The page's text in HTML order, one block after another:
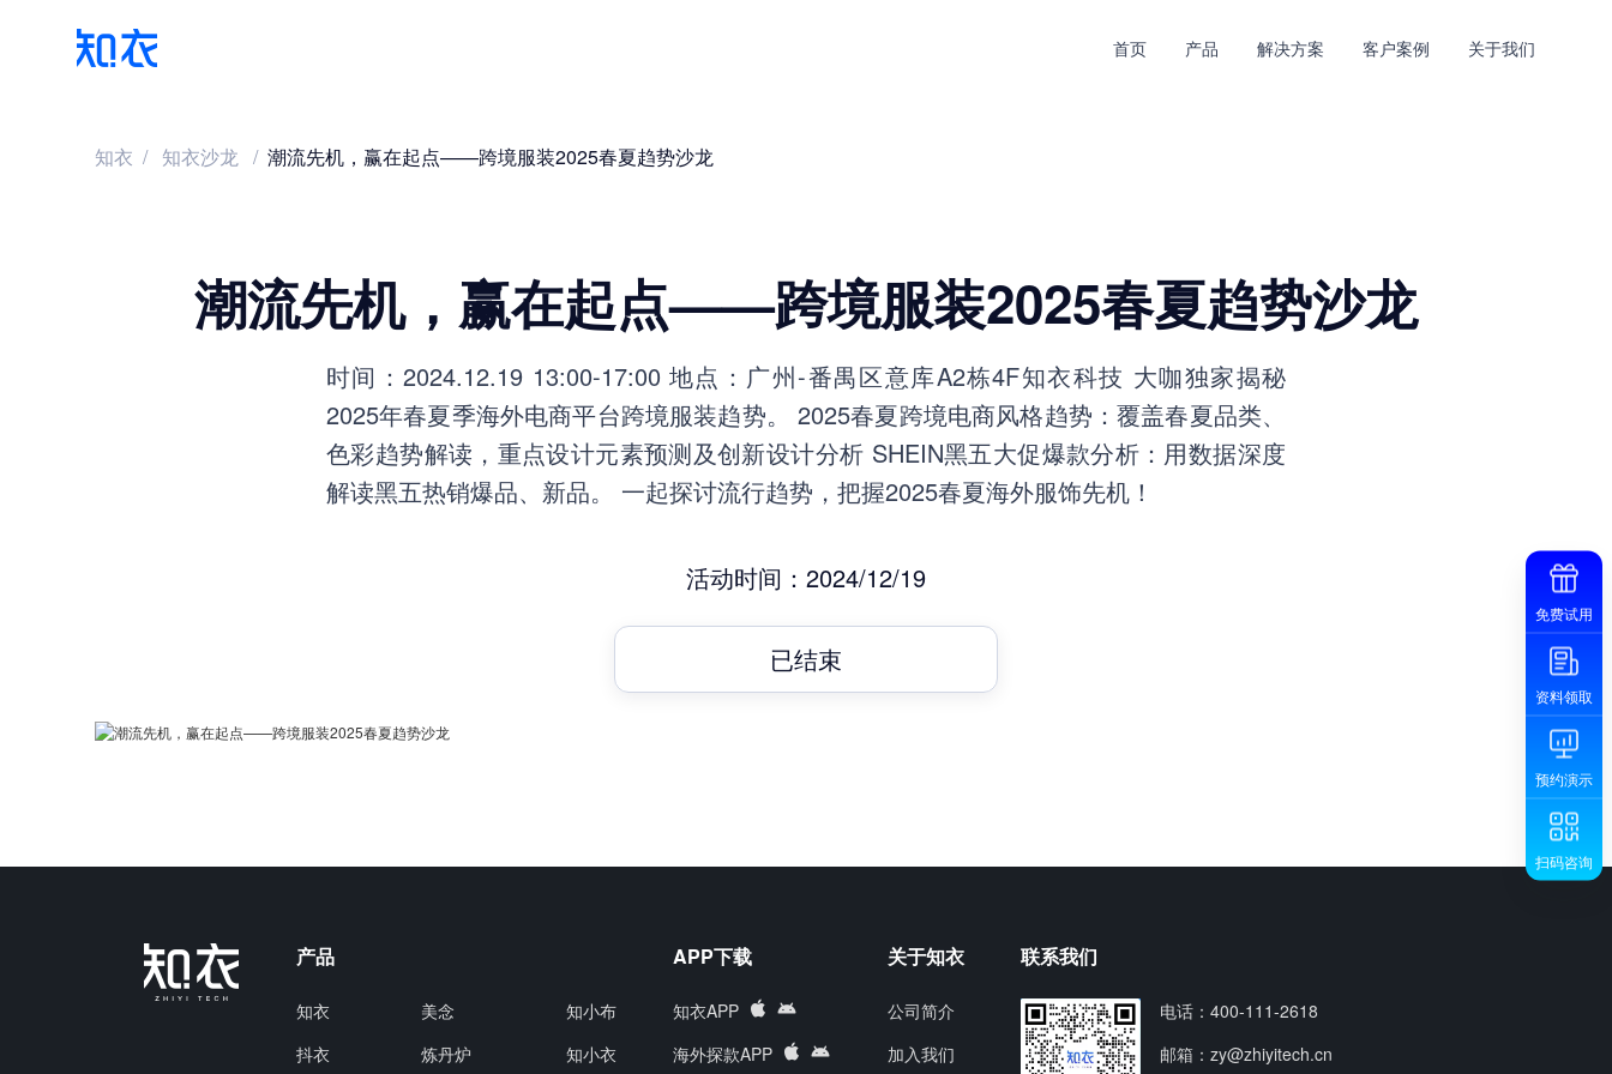
首页 产品 解决方案 客户案例 关于我们
免费试用
资料领取
预约演示
扫码咨询
知衣 / 知衣沙龙 / 潮流先机，赢在起点——跨境服装2025春夏趋势沙龙
潮流先机，赢在起点——跨境服装2025春夏趋势沙龙
时间：2024.12.19 13:00-17:00 地点：广州-番禺区意库A2栋4F知衣科技 大咖独家揭秘
2025年春夏季海外电商平台跨境服装趋势。 2025春夏跨境电商风格趋势：覆盖春夏品类、
色彩趋势解读，重点设计元素预测及创新设计分析 SHEIN黑五大促爆款分析：用数据深度
解读黑五热销爆品、新品。 一起探讨流行趋势，把握2025春夏海外服饰先机！
活动时间：2024/12/19
已结束
产品
知衣
抖衣
美念
炼丹炉
知小布
知小衣
APP下载
知衣APP
海外探款APP
关于知衣
公司简介
加入我们
联系我们
电话：400-111-2618
邮箱：zy@zhiyitech.cn